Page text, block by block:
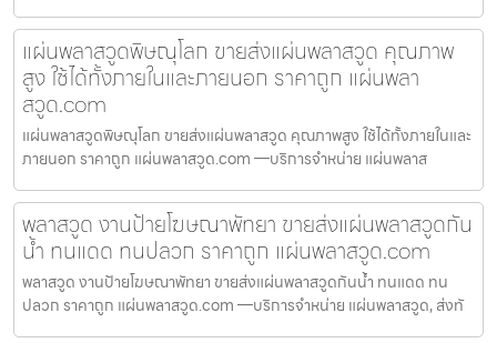
แผ่นพลาสวูดพิษณุโลก ขายส่งแผ่นพลาสวูด คุณภาพ
สูง ใช้ได้ทั้งภายในและภายนอก ราคาถูก แผ่นพลา
สวูด.com
แผ่นพลาสวูดพิษณุโลก ขายส่งแผ่นพลาสวูด คุณภาพสูง ใช้ได้ทั้งภายในและ
ภายนอก ราคาถูก แผ่นพลาสวูด.com —บริการจำหน่าย แผ่นพลาส
พลาสวูด งานป้ายโฆษณาพัทยา ขายส่งแผ่นพลาสวูดกัน
น้ำ ทนแดด ทนปลวก ราคาถูก แผ่นพลาสวูด.com
พลาสวูด งานป้ายโฆษณาพัทยา ขายส่งแผ่นพลาสวูดกันน้ำ ทนแดด ทน
ปลวก ราคาถูก แผ่นพลาสวูด.com —บริการจำหน่าย แผ่นพลาสวูด, ส่งทั